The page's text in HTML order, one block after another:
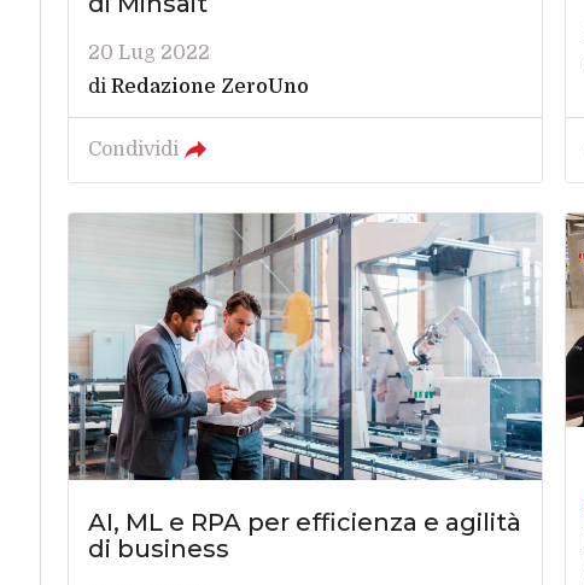
20 Lug 2022
di Redazione ZeroUno
Condividi
AI, ML e RPA per efficienza e agilità
di business